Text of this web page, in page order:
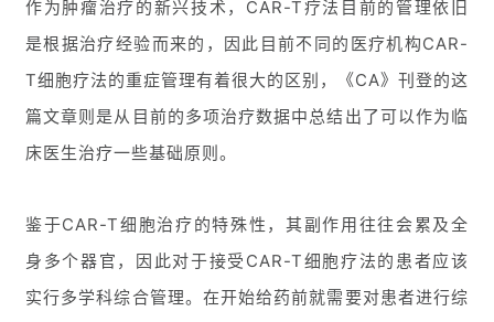
作为肿瘤治疗的新兴技术，CAR-T疗法目前的管理依旧
是根据治疗经验而来的，因此目前不同的医疗机构CAR-
T细胞疗法的重症管理有着很大的区别，《CA》刊登的这
篇文章则是从目前的多项治疗数据中总结出了可以作为临
床医生治疗一些基础原则。
鉴于CAR-T细胞治疗的特殊性，其副作用往往会累及全
身多个器官，因此对于接受CAR-T细胞疗法的患者应该
实行多学科综合管理。在开始给药前就需要对患者进行综